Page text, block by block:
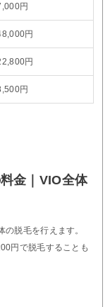
円
円
円
円
金｜VIO全体
脱毛を行えます。
円で脱毛することも